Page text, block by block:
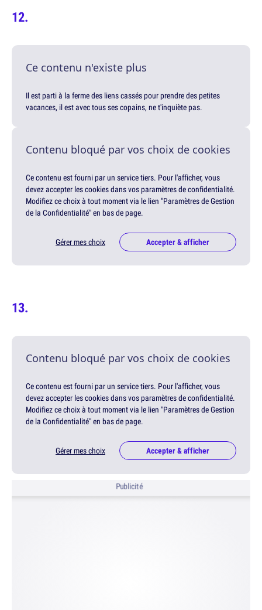
Ce contenu n'existe plus
Il est parti à la ferme des liens cassés pour prendre des petites
vacances, il est avec tous ses copains, ne t'inquiète pas.
Contenu bloqué par vos choix de cookies
Ce contenu est fourni par un service tiers. Pour l'afficher, vous
devez accepter les cookies dans vos paramètres de confidentialité.
Modifiez ce choix à tout moment via le lien "Paramètres de Gestion
de la Confidentialité" en bas de page.
Gérer mes choix Accepter & afficher
Contenu bloqué par vos choix de cookies
Ce contenu est fourni par un service tiers. Pour l'afficher, vous
devez accepter les cookies dans vos paramètres de confidentialité.
Modifiez ce choix à tout moment via le lien "Paramètres de Gestion
de la Confidentialité" en bas de page.
Gérer mes choix Accepter & afficher
Publicité